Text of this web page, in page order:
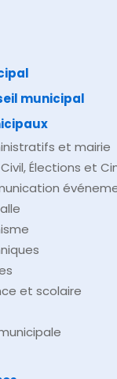
la fiche :
municipal
et mairie
Élections et
et scolaire